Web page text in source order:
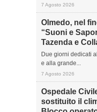
7 Agosto 2026
Olmedo, nel
“Suoni e
Tazenda e
Due giorni dedicati
e alla grande...
7 Agosto 2026
Ospedale
sostituito il